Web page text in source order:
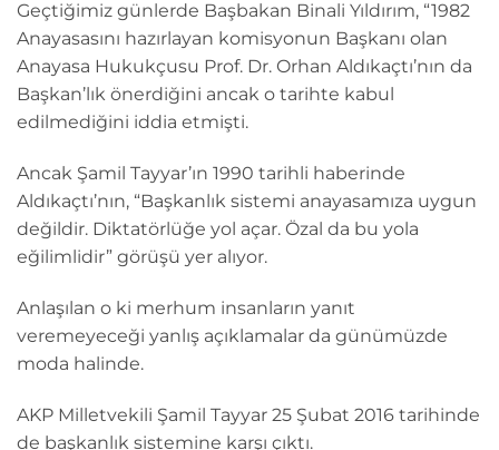
Geçtiğimiz günlerde Başbakan Binali Yıldırım, “1982
Anayasasını hazırlayan komisyonun Başkanı olan
Anayasa Hukukçusu Prof. Dr. Orhan Aldıkaçtı’nın da
Başkan’lık önerdiğini ancak o tarihte kabul
edilmediğini iddia etmişti.
Ancak Şamil Tayyar’ın 1990 tarihli haberinde
Aldıkaçtı’nın, “Başkanlık sistemi anayasamıza uygun
değildir. Diktatörlüğe yol açar. Özal da bu yola
eğilimlidir” görüşü yer alıyor.
Anlaşılan o ki merhum insanların yanıt
veremeyeceği yanlış açıklamalar da günümüzde
moda halinde.
AKP Milletvekili Şamil Tayyar 25 Şubat 2016 tarihinde
de başkanlık sistemine karşı çıktı.